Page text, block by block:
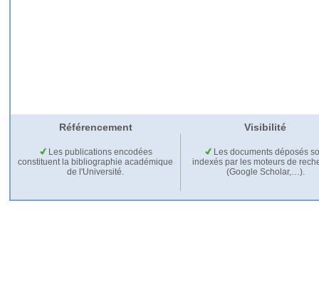
Référencement Visibilité
Les publications encodées
constituent la bibliographie académique
de l'Université.
Les documents déposés
indexés par les moteurs de
(Google Scholar,…).